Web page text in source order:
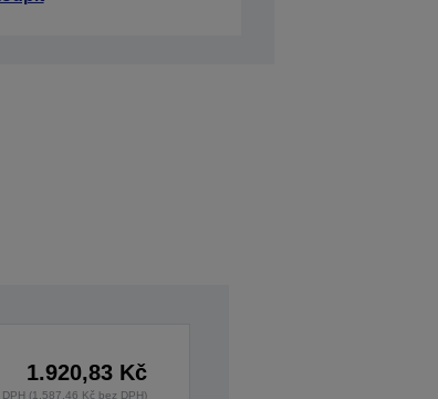
1.920,83 Kč
(1.587,46 Kč bez DPH)